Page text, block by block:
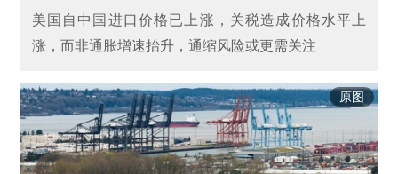
术顾问等。复旦大学、浙江大学、中国人民大学专硕校外导
师，中国农业大学客座研究员、专硕导师。新财富最佳分析
师、水晶球最佳分析师、金牛奖最具价值首席分析师等。代
美国自中国进口价格已上涨，关税造成价格水平上
涨，而非通胀增速抬升，通缩风险或更需关注
原图